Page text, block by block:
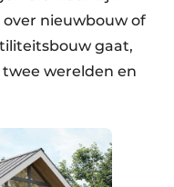
nieuwbouw of
gaat,
werelden en